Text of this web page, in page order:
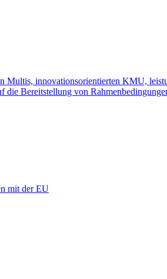
Multis, innovationsorientierten KMU,
Bereitstellung von
mit der EU